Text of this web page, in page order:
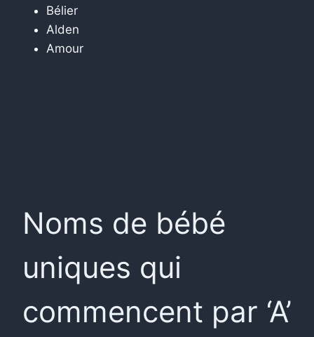
Bélier
Alden
Amour
Noms de bébé
uniques qui
commencent par ‘A’